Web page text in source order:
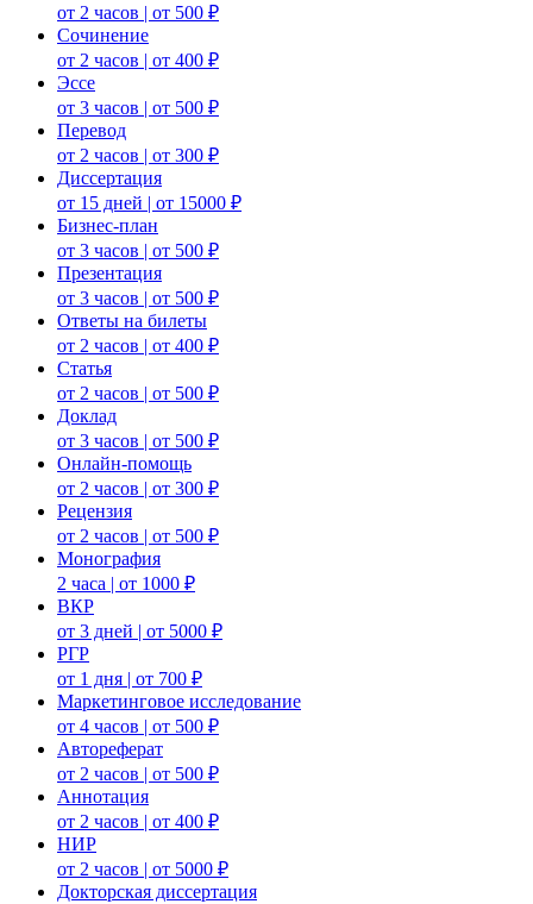
от 2 часов | от 500 ₽
Сочинение
от 2 часов | от 400 ₽
Эссе
от 3 часов | от 500 ₽
Перевод
от 2 часов | от 300 ₽
Диссертация
от 15 дней | от 15000 ₽
Бизнес-план
от 3 часов | от 500 ₽
Презентация
от 3 часов | от 500 ₽
Ответы на билеты
от 2 часов | от 400 ₽
Статья
от 2 часов | от 500 ₽
Доклад
от 3 часов | от 500 ₽
Онлайн-помощь
от 2 часов | от 300 ₽
Рецензия
от 2 часов | от 500 ₽
Монография
2 часа | от 1000 ₽
ВКР
от 3 дней | от 5000 ₽
РГР
от 1 дня | от 700 ₽
Маркетинговое исследование
от 4 часов | от 500 ₽
Автореферат
от 2 часов | от 500 ₽
Аннотация
от 2 часов | от 400 ₽
НИР
от 2 часов | от 5000 ₽
Докторская диссертация